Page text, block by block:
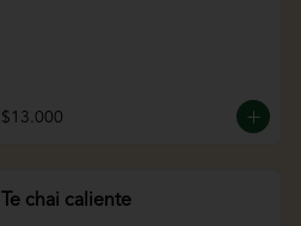
$13.000
Te chai caliente